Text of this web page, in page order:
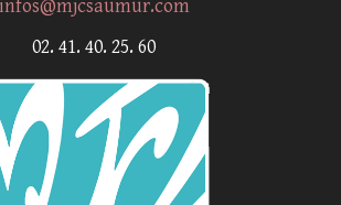
infos@mjcsaumur.com
02. 41. 40. 25. 60